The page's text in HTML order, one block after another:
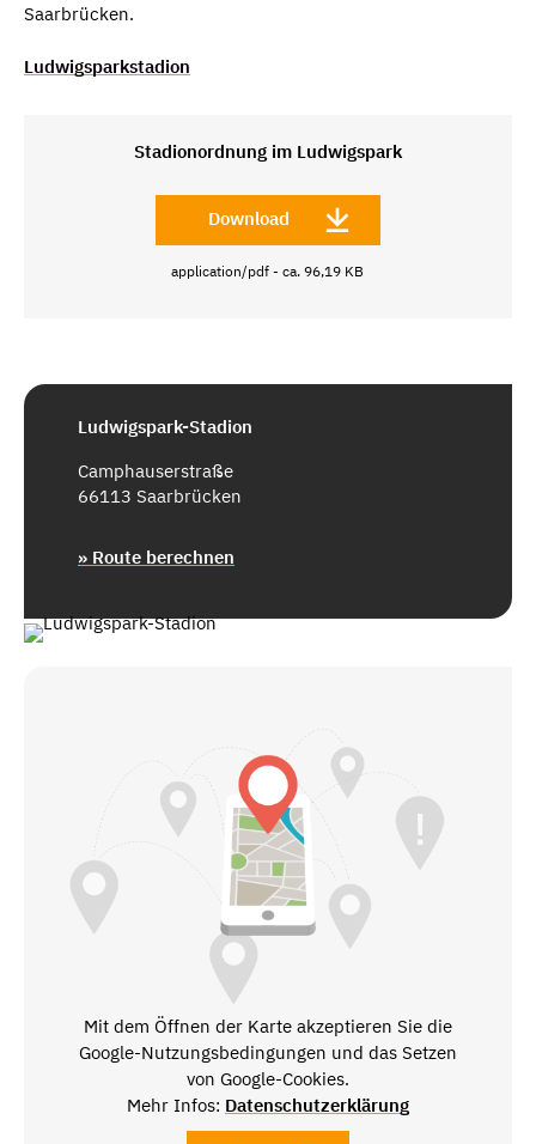
Saarbrücken.
Ludwigsparkstadion
Stadionordnung im Ludwigspark
Download
application/pdf - ca. 96,19 KB
Ludwigspark-Stadion
Camphauserstraße
66113 Saarbrücken
» Route berechnen
Mit dem Öffnen der Karte akzeptieren Sie die
Google-Nutzungsbedingungen und das Setzen
von Google-Cookies.
Mehr Infos: Datenschutzerklärung